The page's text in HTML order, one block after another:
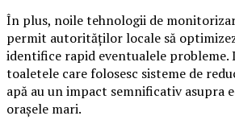
În plus, noile tehnologii de
permit autorităților locale să
identifice rapid eventualele probleme.
toaletele care folosesc sisteme de
apă au un impact semnificativ asupra
orașele mari.